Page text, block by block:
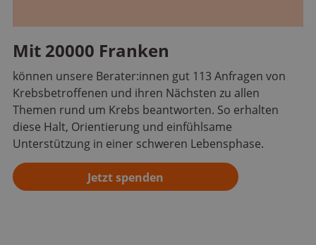
Mit 20000 Franken
können unsere Berater:innen gut 113 Anfragen von
Krebsbetroffenen und ihren Nächsten zu allen
Themen rund um Krebs beantworten. So erhalten
diese Halt, Orientierung und einfühlsame
Unterstützung in einer schweren Lebensphase.
Jetzt spenden